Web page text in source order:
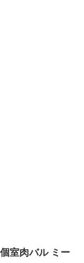
室肉バル ミー